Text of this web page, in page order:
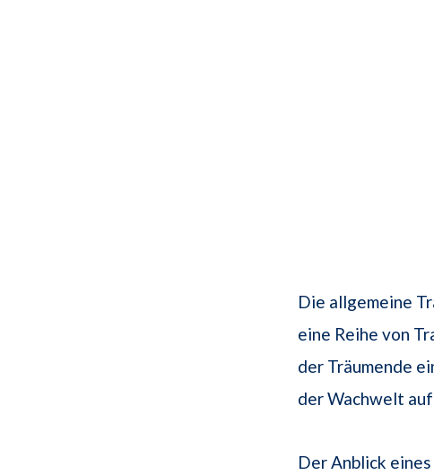
Die allgemeine
eine Reihe von
der Träumende
der Wachwelt auf
Der Anblick